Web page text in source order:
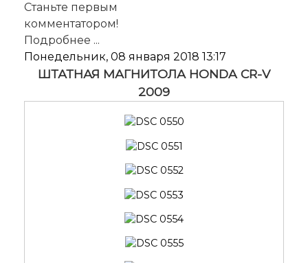
Станьте первым
комментатором!
Подробнее ...
Понедельник, 08 января 2018 13:17
ШТАТНАЯ МАГНИТОЛА HONDA CR-V
2009